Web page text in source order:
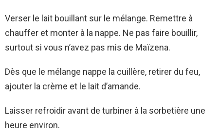
Verser le lait bouillant sur le mélange. Remettre à
chauffer et monter à la nappe. Ne pas faire bouillir,
surtout si vous n’avez pas mis de Maïzena.
Dès que le mélange nappe la cuillère, retirer du feu,
ajouter la crème et le lait d’amande.
Laisser refroidir avant de turbiner à la sorbetière une
heure environ.